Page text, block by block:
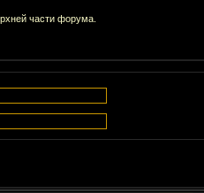
части форума.